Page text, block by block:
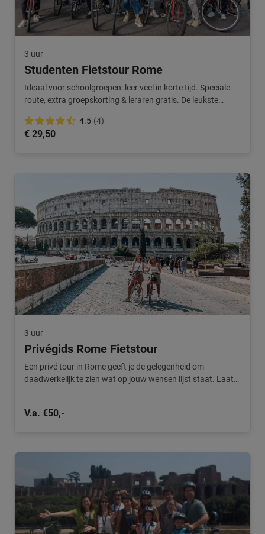
3 uur
Studenten Fietstour Rome
Ideaal voor schoolgroepen: leer veel in korte tijd. Speciale
route, extra groepskorting & leraren gratis. De leukste
4.5 (4)
€ 29,50
3 uur
Privégids Rome Fietstour
Een privé tour in Rome geeft je de gelegenheid om
daadwerkelijk te zien wat op jouw wensen lijst staat. Laat
V.a. €50,-